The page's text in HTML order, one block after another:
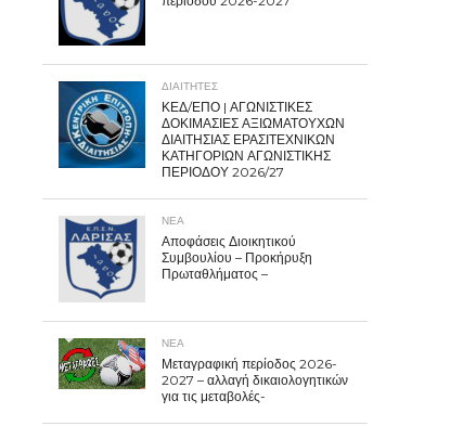
ΔΙΑΙΤΗΤΕΣ
ΚΕΔ/ΕΠΟ | ΑΓΩΝΙΣΤΙΚΕΣ
ΔΟΚΙΜΑΣΙΕΣ ΑΞΙΩΜΑΤΟΥΧΩΝ
ΔΙΑΙΤΗΣΙΑΣ ΕΡΑΣΙΤΕΧΝΙΚΩΝ
ΚΑΤΗΓΟΡΙΩΝ ΑΓΩΝΙΣΤΙΚΗΣ
ΠΕΡΙΟΔΟΥ 2026/27
ΝΕΑ
Αποφάσεις Διοικητικού
Συμβουλίου – Προκήρυξη
Πρωταθλήματος –
ΝΕΑ
Μεταγραφική περίοδος 2026-
2027 – αλλαγή δικαιολογητικών
για τις μεταβολές-